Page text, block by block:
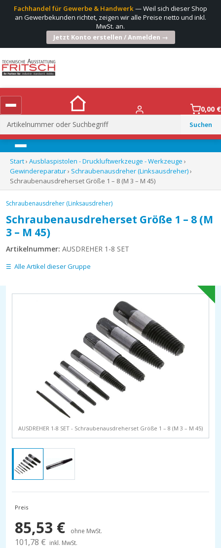
Fachhandel für Gewerbe & Handwerk— Weil sich dieser Shop
an Gewerbekunden richtet, zeigen wir alle Preise netto und inkl.
MwSt. an.
Jetzt Konto erstellen / Anmelden →
Suchen
nach:
0,00 €
Menü
Start› Ausblaspistolen - Druckluftwerkzeuge - Werkzeuge ›
Gewindereparatur› Schraubenausdreher (Linksausdreher)›
Schraubenausdreherset Größe 1 – 8 (M 3 – M 45)
Schraubenausdreher (Linksausdreher)
Schraubenausdreherset Größe 1 – 8 (M
3 – M 45)
Artikelnummer: AUSDREHER 1-8 SET
Alle Artikel dieser Gruppe
AUSDREHER 1-8 SET - Schraubenausdreherset Größe 1 – 8 (M 3 – M 45)
Preis
85,53 € ohne MwSt.
101,78 € inkl. MwSt.